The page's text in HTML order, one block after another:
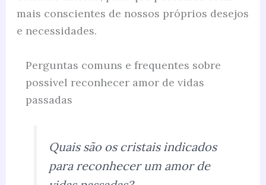
mais conscientes de nossos próprios desejos
e necessidades.
Perguntas comuns e frequentes sobre
possível reconhecer amor de vidas
passadas
Quais são os cristais indicados
para reconhecer um amor de